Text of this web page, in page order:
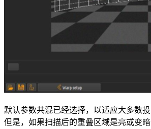
默认参数共混已经选择，以适应大多数投
但是，如果扫描后的重叠区域是亮或变